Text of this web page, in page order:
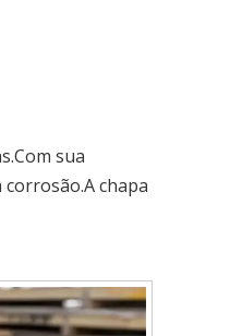
sua
chapa